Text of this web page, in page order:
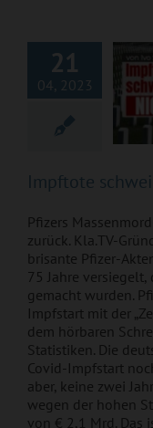
21
04, 2023
Impftote
Pfizers
zurück. Kla.TV-
brisante Pfizer-
75 Jahre
gemacht wurden.
Impfstart mit der
dem hörbaren
Statistiken. Die
Covid-Impfstart
aber, keine zwei
wegen der hohen
von € 2,1 Mrd.